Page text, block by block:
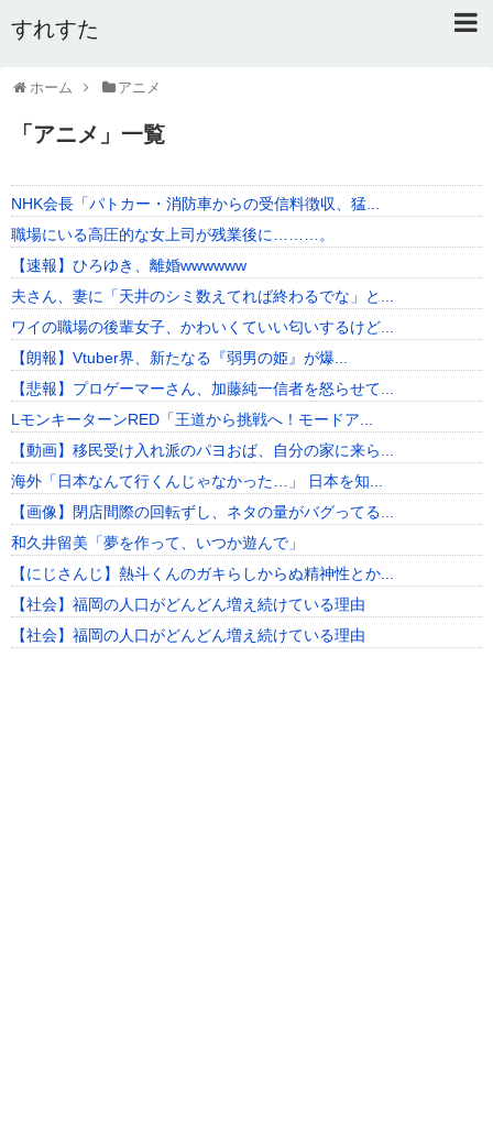
すれすた
ホーム アニメ
「 アニメ 」 一覧
NHK会長「パトカー・消防車からの受信料徴収、猛...
職場にいる高圧的な女上司が残業後に………。
【速報】ひろゆき、離婚wwwwww
夫さん、妻に「天井のシミ数えてれば終わるでな」と...
ワイの職場の後輩女子、かわいくていい匂いするけど...
【朗報】Vtuber界、新たなる『弱男の姫』が爆...
【悲報】プロゲーマーさん、加藤純一信者を怒らせて...
LモンキーターンRED「王道から挑戦へ！モードア...
【動画】移民受け入れ派のパヨおば、自分の家に来ら...
海外「日本なんて行くんじゃなかった…」 日本を知...
【画像】閉店間際の回転ずし、ネタの量がバグってる...
和久井留美「夢を作って、いつか遊んで」
【にじさんじ】熱斗くんのガキらしからぬ精神性とか...
【社会】福岡の人口がどんどん増え続けている理由
【社会】福岡の人口がどんどん増え続けている理由
Mail
RSS
オワタあんてな私用 ＼(^o^)／
5ちゃんねるまとめのまとめ
2ちゃんねるまとめのまとめ
まとめサイト速報＋